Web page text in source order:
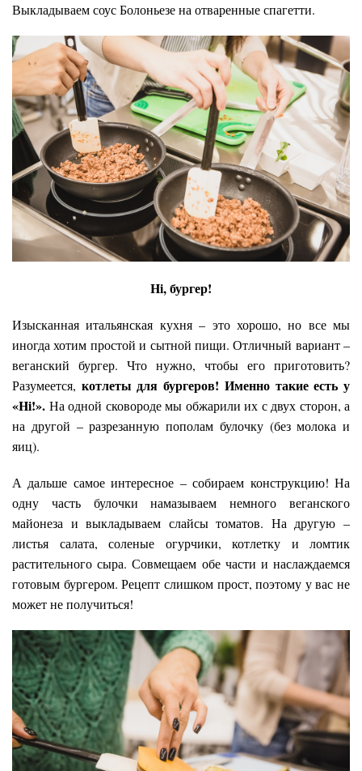
Выкладываем соус Болоньезе на отваренные спагетти.
Hi, бургер!
Изысканная итальянская кухня – это хорошо, но все мы
иногда хотим простой и сытной пищи. Отличный вариант –
веганский бургер. Что нужно, чтобы его приготовить?
Разумеется, котлеты для бургеров! Именно такие есть у
«Hi!». На одной сковороде мы обжарили их с двух сторон, а
на другой – разрезанную пополам булочку (без молока и
яиц).
А дальше самое интересное – собираем конструкцию! На
одну часть булочки намазываем немного веганского
майонеза и выкладываем слайсы томатов. На другую –
листья салата, соленые огурчики, котлетку и ломтик
растительного сыра. Совмещаем обе части и наслаждаемся
готовым бургером. Рецепт слишком прост, поэтому у вас не
может не получиться!